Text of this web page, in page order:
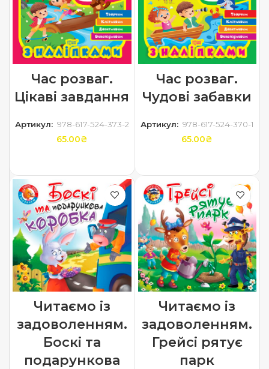
Час розваг.
Цікаві завдання
Артикул: 978-617-524-373-2
65.00₴
Час розваг.
Чудові забавки
Артикул: 978-617-524-370-1
65.00₴
Читаємо із
задоволенням.
Боскі та
подарункова
Читаємо із
задоволенням.
Грейсі рятує
парк